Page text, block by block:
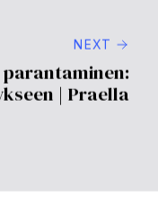
konsulttia, jos
tuoreita
jääneitä